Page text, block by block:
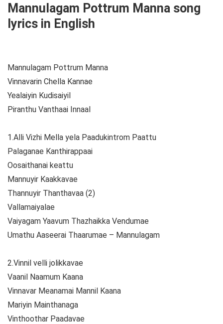
Mannulagam Pottrum Manna song
lyrics in English
Mannulagam Pottrum Manna
Vinnavarin Chella Kannae
Yealaiyin Kudisaiyil
Piranthu Vanthaai Innaal
1.Alli Vizhi Mella yela Paadukintrom Paattu
Palaganae Kanthirappaai
Oosaithanai keattu
Mannuyir Kaakkavae
Thannuyir Thanthavaa (2)
Vallamaiyalae
Vaiyagam Yaavum Thazhaikka Vendumae
Umathu Aaseerai Thaarumae – Mannulagam
2.Vinnil velli jolikkavae
Vaanil Naamum Kaana
Vinnavar Meanamai Mannil Kaana
Mariyin Mainthanaga
Vinthoothar Paadavae